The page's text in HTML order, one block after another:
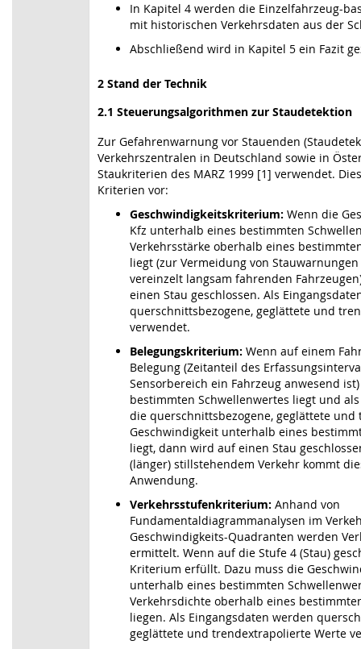
In Kapitel 4 werden die Einzelfahrzeug-
mit historischen Verkehrsdaten aus der
Abschließend wird in Kapitel 5 ein Fazit
2 Stand der Technik
2.1 Steuerungsalgorithmen zur Staudetektion
Zur Gefahrenwarnung vor Stauenden
Verkehrszentralen in Deutschland sowie in
Staukriterien des MARZ 1999 [1] verwendet.
Kriterien vor:
Geschwindigkeitskriterium: Wenn die
Kfz unterhalb eines bestimmten
Verkehrsstärke oberhalb eines
liegt (zur Vermeidung von
vereinzelt langsam fahrenden
einen Stau geschlossen. Als
querschnittsbezogene, geglättete und
verwendet.
Belegungskriterium: Wenn auf einem
Belegung (Zeitanteil des
Sensorbereich ein Fahrzeug anwesend
bestimmten Schwellenwertes liegt und
die querschnittsbezogene, geglättete
Geschwindigkeit unterhalb eines
liegt, dann wird auf einen Stau
(länger) stillstehendem Verkehr kommt
Anwendung.
Verkehrsstufenkriterium: Anhand von
Fundamentaldiagrammanalysen im
Geschwindigkeits-Quadranten werden
ermittelt. Wenn auf die Stufe 4 (Stau)
Kriterium erfüllt. Dazu muss die
unterhalb eines bestimmten
Verkehrsdichte oberhalb eines
liegen. Als Eingangsdaten werden
geglättete und trendextrapolierte Werte